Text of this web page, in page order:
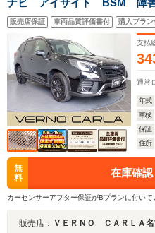
ル 前席パワーシート 全席
ングヒーター LEDライト
TV DVD再生 ETC
販売店保証 車両品質評価書付 購入プラン
支払
通常
年式
車検
保証
住所
無
料
在庫確
カーセンサーアフター保証がBプランに付いて
販売店： ＶＥＲＮＯ ＣＡＲＬＡ名古